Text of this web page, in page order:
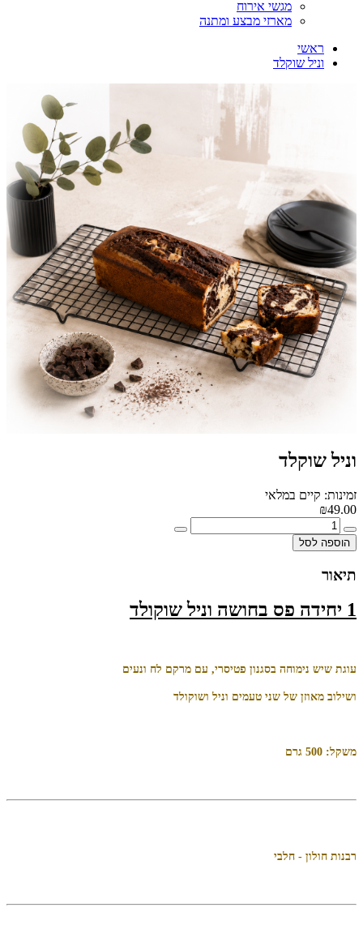
מגשי אירוח
מארזי מבצע ומתנה
ראשי
וניל שוקלד
וניל שוקלד
זמינות: קיים במלאי
₪49.00
הוספה לסל
תיאור
1 יחידה פס בחושה וניל שוקולד
עוגת שיש נימוחה בסגנון פטיסרי, עם מרקם לח ונעים
ושילוב מאוזן של שני טעמים וניל ושוקולד
משקל: 500 גרם
רבנות חולון - חלבי